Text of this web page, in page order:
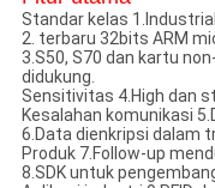
Standar kelas
2. terbaru 32bits ARM
3.S50, S70 dan kartu
didukung.
Sensitivitas 4.High dan
Kesalahan komunikasi
6.Data dienkripsi dalam
Produk 7.Follow-up
8.SDK untuk